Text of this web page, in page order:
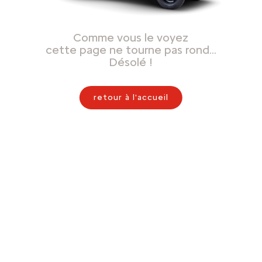
Comme vous le voyez
cette page ne tourne pas rond…
Désolé !
retour à l'accueil